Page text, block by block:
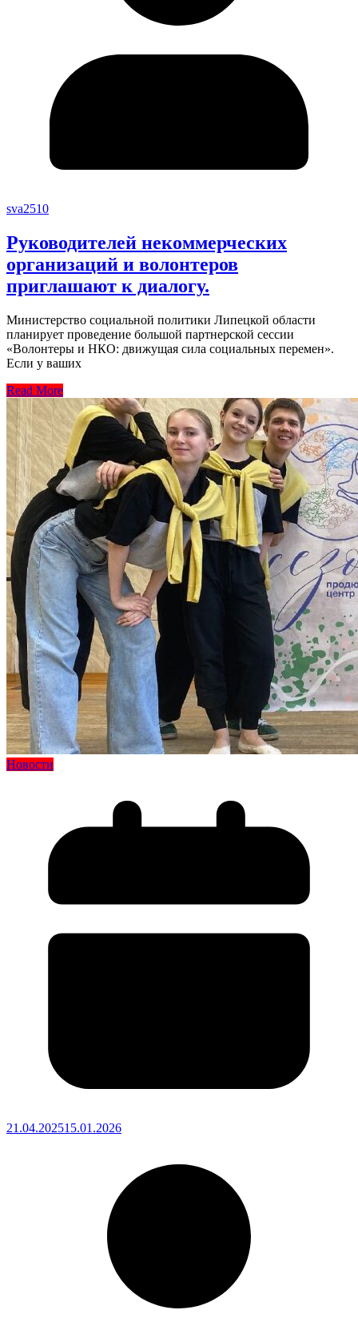
sva2510
Руководителей некоммерческих
организаций и волонтеров
приглашают к диалогу.
Министерство социальной политики Липецкой области
планирует проведение большой партнерской сессии
«Волонтеры и НКО: движущая сила социальных перемен».
Если у ваших
Read More
Новости
21.04.202515.01.2026